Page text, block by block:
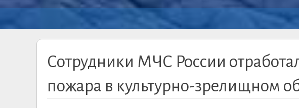
Сотрудники МЧС России
пожара в культурно-зрелищном